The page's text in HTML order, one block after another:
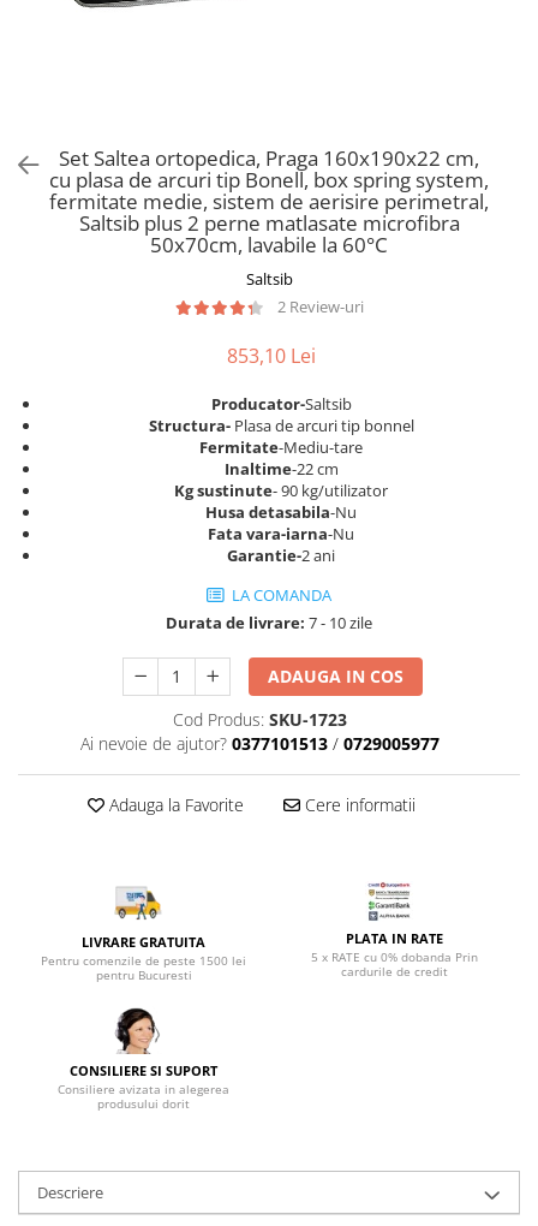
Saltele Pocket
Saltele Memory Pocket
Saltele cu plasa arcuri
Saltele cu spuma
Saltele cu spuma poliuretanica
Saltele 160x200
Saltele 180x200
Top saltele
Top saltele 5 cm
Top saltele memory 5 cm
Top saltele MemoHR 6.5 cm
Saltele ieftine
Saltele cu plasa de arcuri
Saltele cu spuma
Noptiere
Scaune pentru living
Seturi comode living si vitrine
Set mese plus scaune
Etajere Birou
Dulap birou
Birouri
Scaune pentru birou
Scaune pentru vizitatori
Scaune manager
Scaune pentru bucatarie
Mobila bucatarie
Seturi mese si scaune bucatarie
Mobilier hol
Suporturi si rafturi pantofi
Seturi mobilier hol
Stender haine
Suport pentru umerase
Mobilier gradinita
Mese gradinita
Set mese si scaune gradinita
Mobilier copii
Scaune birou copii
Scaune resigilate
Scaune gradinita
Scaune terasa si outdoor
Set Saltea ortopedica, Praga 160x190x22 cm,
cu plasa de arcuri tip Bonell, box spring system,
fermitate medie, sistem de aerisire perimetral,
Saltsib plus 2 perne matlasate microfibra
50x70cm, lavabile la 60°C
Saltsib
2 Review-uri
853,10 Lei
Producator-Saltsib
Structura-Plasa de arcuri tip bonnel
Fermitate-Mediu-tare
Inaltime-22 cm
Kg sustinute- 90 kg/utilizator
Husa detasabila-Nu
Fata vara-iarna-Nu
Garantie-2 ani
LA COMANDA
Durata de livrare: 7 - 10 zile
ADAUGA IN COS
Cod Produs: SKU-1723
Ai nevoie de ajutor? 0377101513 / 0729005977
Adauga la Favorite Cere informatii
LIVRARE GRATUITA
Pentru comenzile de peste 1500 lei
pentru Bucuresti
PLATA IN RATE
5 x RATE cu 0% dobanda Prin
cardurile de credit
CONSILIERE SI SUPORT
Consiliere avizata in alegerea
produsului dorit
Descriere